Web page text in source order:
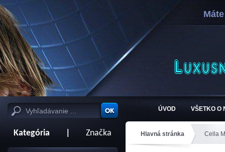
ÚVOD VŠETKO O
Kategória Značka Hlavná stránka Cella